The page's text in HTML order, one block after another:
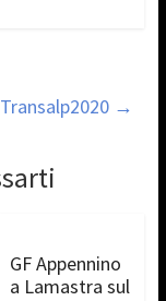
→
GF Appennino
a Lamastra sul